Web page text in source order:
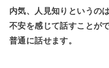
内気、人見知りというの
不安を感じて話すことが
普通に話せます。